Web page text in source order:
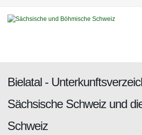
Bielatal -
Sächsische Schweiz und
Schweiz